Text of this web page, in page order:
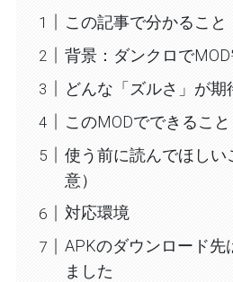
この記事で分かること
背景：ダンクロで
どんな「ズルさ」が期
このMODでできること
使う前に読んでほしい
意）
対応環境
APKのダウンロード先
ました